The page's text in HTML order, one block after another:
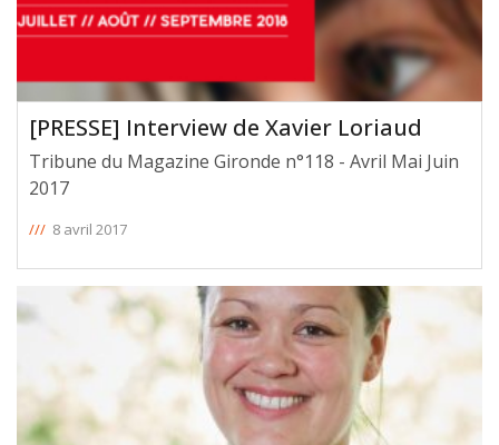
[PRESSE] Interview de Xavier Loriaud
Tribune du Magazine Gironde n°118 - Avril Mai Juin
2017
/// 8 avril 2017